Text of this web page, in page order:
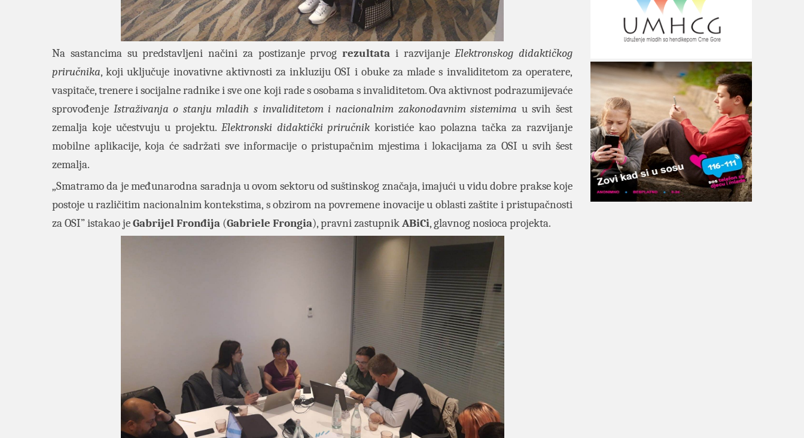
Na sastancima su predstavljeni načini za postizanje prvog rezultata i razvijanjeElektronskog didaktičkog
priručnika, koji uključuje inovativne aktivnosti za inkluziju OSI i obuke za mlade s invaliditetom za operatere,
vaspitače, trenere i socijalne radnike i sve one koji rade s osobama s invaliditetom. Ova aktivnost podrazumijevaće
sprovođenje Istraživanja o stanju mladih s invaliditetom i nacionalnim zakonodavnim sistemima u svih šest
zemalja koje učestvuju u projektu. Elektronski didaktički priručnik koristiće kao polazna tačka za razvijanje
mobilne aplikacije, koja će sadržati sve informacije o pristupačnim mjestima i lokacijama za OSI u svih šest
zemalja.
„Smatramo da je međunarodna saradnja u ovom sektoru od suštinskog značaja, imajući u vidu dobre prakse koje
postoje u različitim nacionalnim kontekstima, s obzirom na povremene inovacije u oblasti zaštite i pristupačnosti
za OSI” istakao jeGabrijel Fronđija (Gabriele Frongia), pravni zastupnikABiCi, glavnog nosioca projekta.